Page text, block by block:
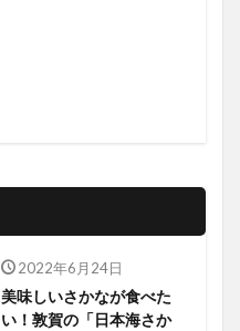
2022年6月24日
美味しいさかなが食べた
い！敦賀の「日本海さか